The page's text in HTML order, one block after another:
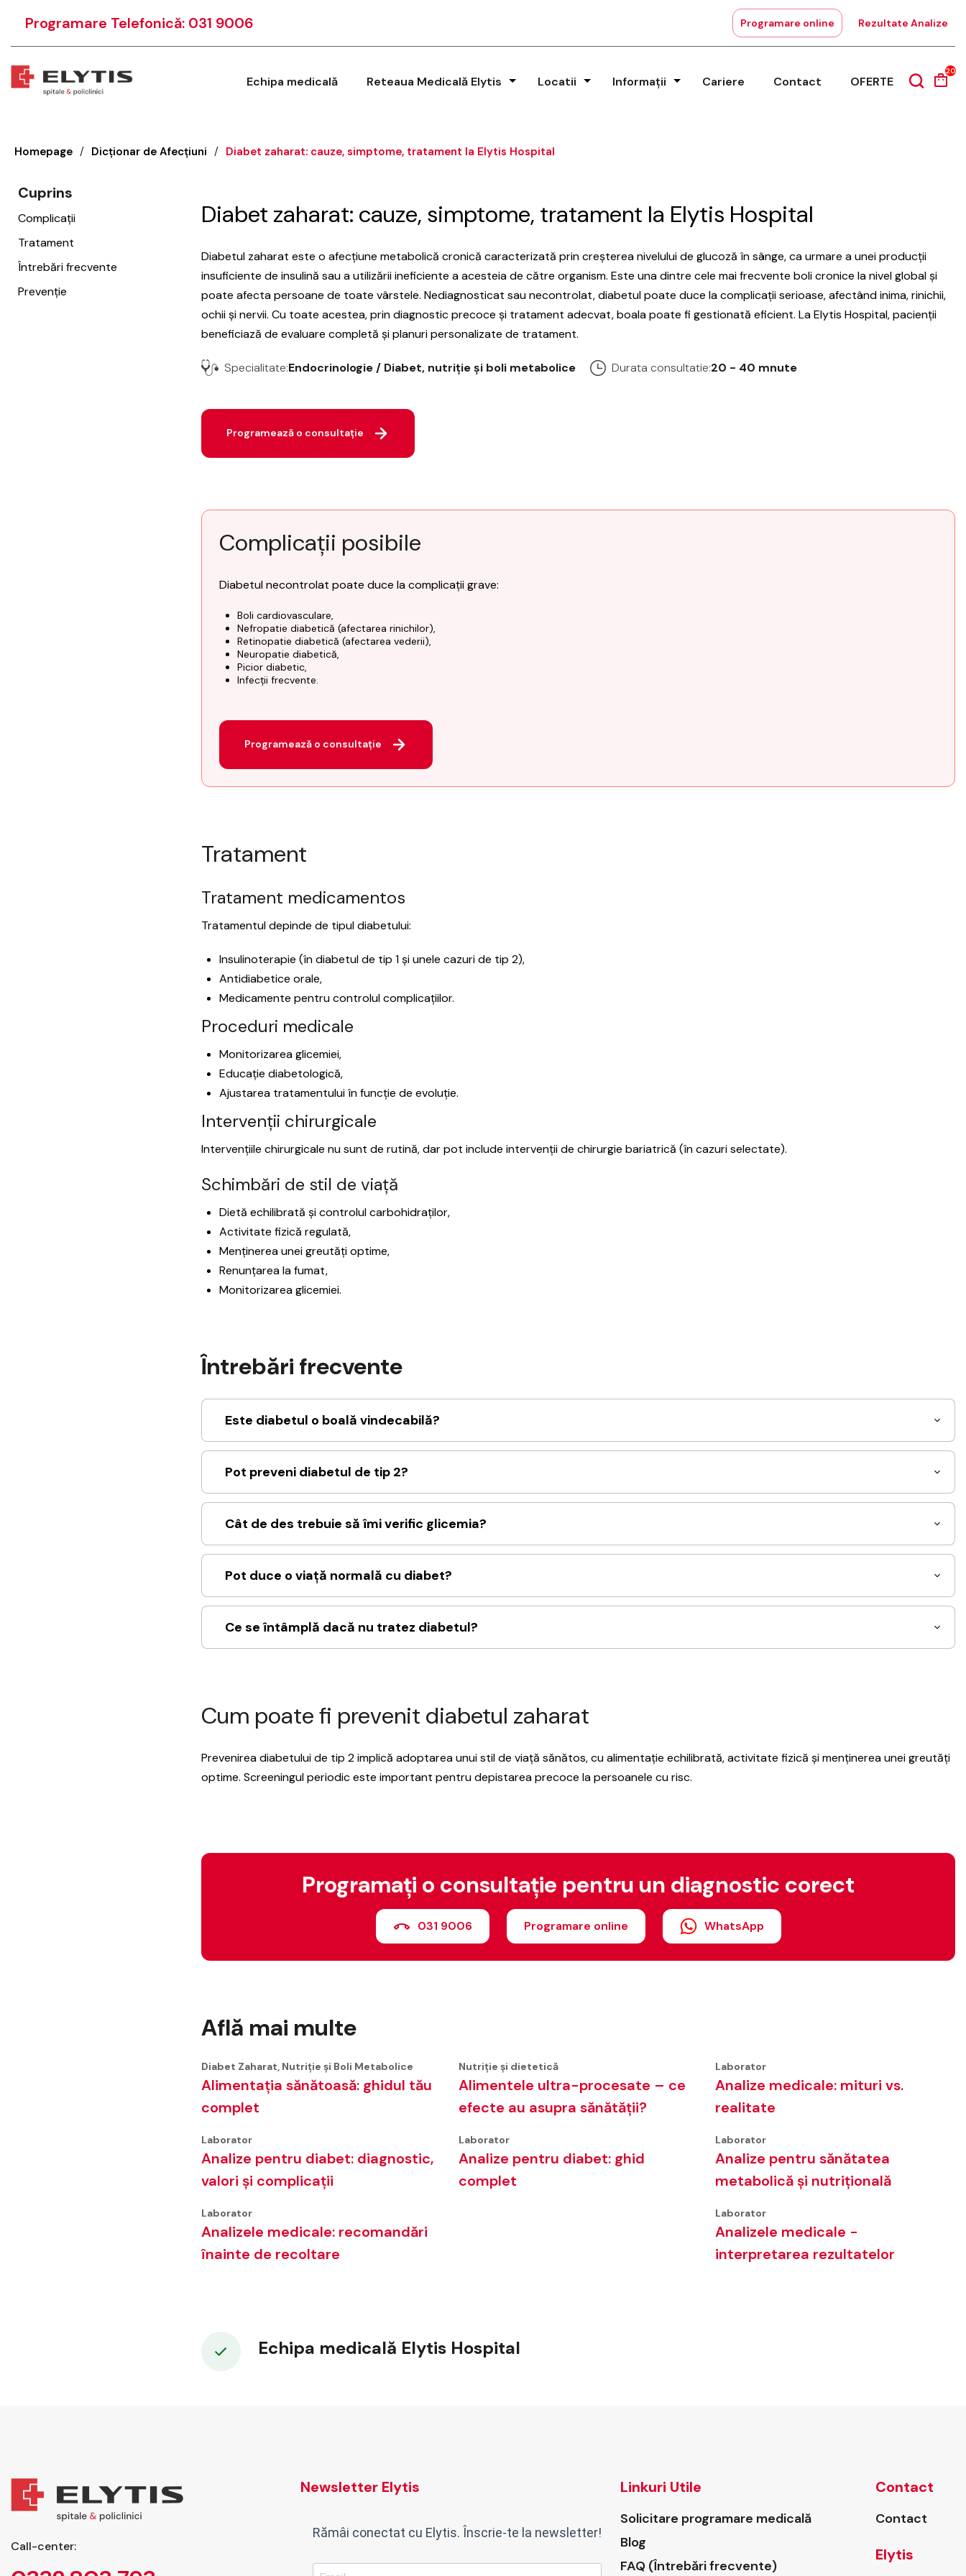
Programare Telefonică: 031 9006 Programare online Rezultate Analize
Echipa medicală Reteaua Medicală Elytis Locatii Informații Cariere Contact OFERTE
20
Homepage / Dicționar de Afecțiuni / Diabet zaharat: cauze, simptome, tratament la Elytis Hospital
Cuprins
Complicații
Tratament
Întrebări frecvente
Prevenție
Diabet zaharat: cauze, simptome, tratament la Elytis Hospital
Diabetul zaharat este o afecțiune metabolică cronică caracterizată prin creșterea nivelului de glucoză în sânge, ca urmare a unei producții
insuficiente de insulină sau a utilizării ineficiente a acesteia de către organism. Este una dintre cele mai frecvente boli cronice la nivel global și
poate afecta persoane de toate vârstele. Nediagnosticat sau necontrolat, diabetul poate duce la complicații serioase, afectând inima, rinichii,
ochii și nervii. Cu toate acestea, prin diagnostic precoce și tratament adecvat, boala poate fi gestionată eficient. La Elytis Hospital, pacienții
beneficiază de evaluare completă și planuri personalizate de tratament.
Specialitate:Endocrinologie / Diabet, nutriție și boli metabolice Durata consultatie:20 - 40 mnute
Programează o consultație
Complicații posibile
Diabetul necontrolat poate duce la complicații grave:
Boli cardiovasculare,
Nefropatie diabetică (afectarea rinichilor),
Retinopatie diabetică (afectarea vederii),
Neuropatie diabetică,
Picior diabetic,
Infecții frecvente.
Programează o consultație
Tratament
Tratament medicamentos
Tratamentul depinde de tipul diabetului:
Insulinoterapie (în diabetul de tip 1 și unele cazuri de tip 2),
Antidiabetice orale,
Medicamente pentru controlul complicațiilor.
Proceduri medicale
Monitorizarea glicemiei,
Educație diabetologică,
Ajustarea tratamentului în funcție de evoluție.
Intervenții chirurgicale
Intervențiile chirurgicale nu sunt de rutină, dar pot include intervenții de chirurgie bariatrică (în cazuri selectate).
Schimbări de stil de viață
Dietă echilibrată și controlul carbohidraților,
Activitate fizică regulată,
Menținerea unei greutăți optime,
Renunțarea la fumat,
Monitorizarea glicemiei.
Întrebări frecvente
Este diabetul o boală vindecabilă?
Pot preveni diabetul de tip 2?
Cât de des trebuie să îmi verific glicemia?
Pot duce o viață normală cu diabet?
Ce se întâmplă dacă nu tratez diabetul?
Cum poate fi prevenit diabetul zaharat
Prevenirea diabetului de tip 2 implică adoptarea unui stil de viață sănătos, cu alimentație echilibrată, activitate fizică și menținerea unei greutăți
optime. Screeningul periodic este important pentru depistarea precoce la persoanele cu risc.
Programați o consultație pentru un diagnostic corect
031 9006 Programare online WhatsApp
Află mai multe
Diabet Zaharat, Nutriţie şi Boli Metabolice
Alimentația sănătoasă: ghidul tău
complet
Nutriție și dietetică
Alimentele ultra-procesate – ce
efecte au asupra sănătății?
Laborator
Analize medicale: mituri vs.
realitate
Laborator
Analize pentru diabet: diagnostic,
valori și complicații
Laborator
Analize pentru diabet: ghid
complet
Laborator
Analize pentru sănătatea
metabolică și nutrițională
Laborator
Analizele medicale: recomandări
înainte de recoltare
Laborator
Analizele medicale -
interpretarea rezultatelor
Echipa medicală Elytis Hospital
Call-center:
Newsletter Elytis
Rămâi conectat cu Elytis. Înscrie-te la newsletter!
Linkuri Utile
Solicitare programare medicală
Blog
FAQ (Întrebări frecvente)
Contact
Contact
Elytis